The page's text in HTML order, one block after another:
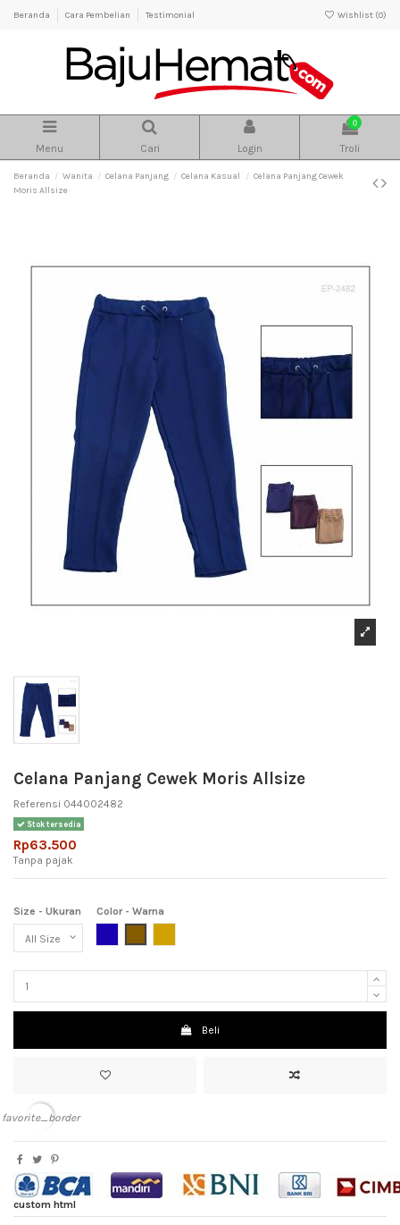
Beranda Cara Pembelian Testimonial Wishlist (0)
Menu Cari Login
0
Troli
Beranda Wanita Celana Panjang Celana Kasual
Celana Panjang Cewek
Moris Allsize
Celana Panjang Cewek Moris Allsize
Referensi 044002482
Stok tersedia
Rp63.500
Tanpa pajak
Size - Ukuran
Color - Warna
Beli
favorite_border
custom html